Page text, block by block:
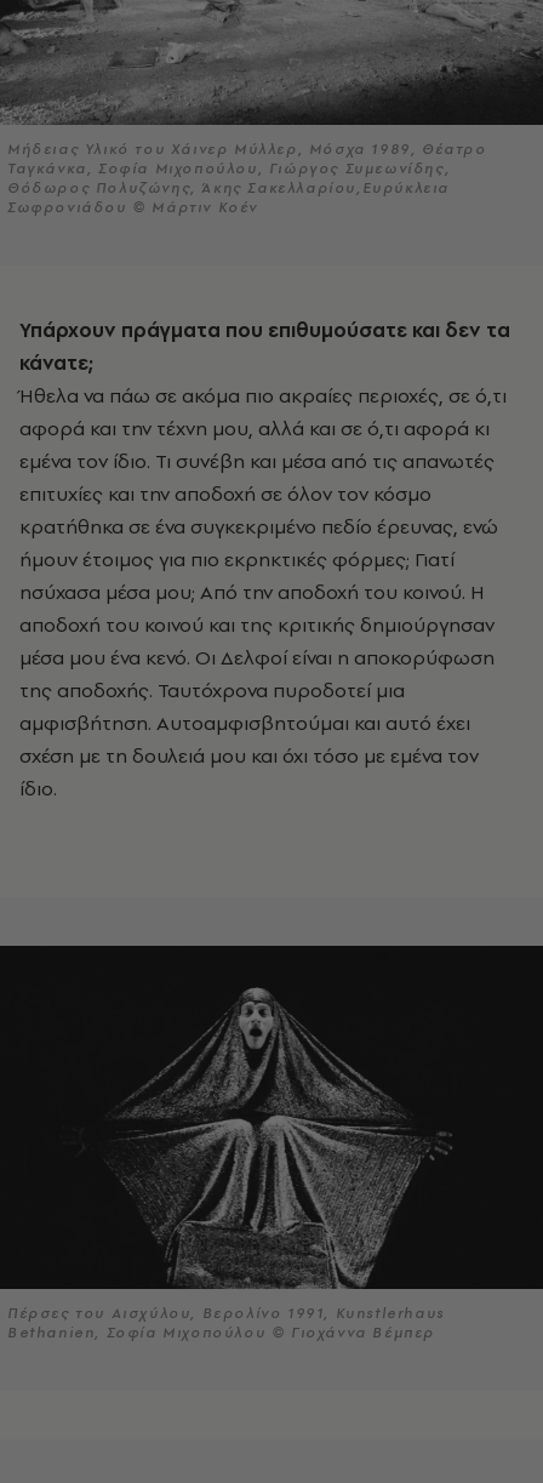
Μήδειας Υλικό του Χάινερ Μύλλερ, Μόσχα 1989, Θέατρο
Ταγκάνκα, Σοφία Μιχοπούλου, Γιώργος Συμεωνίδης,
Θόδωρος Πολυζώνης, Άκης Σακελλαρίου,Ευρύκλεια
Σωφρονιάδου © Μάρτιν Κοέν
Υπάρχουν πράγματα που επιθυμούσατε και δεν τα
κάνατε;
Ήθελα να πάω σε ακόμα πιο ακραίες περιοχές, σε ό,τι
αφορά και την τέχνη μου, αλλά και σε ό,τι αφορά κι
εμένα τον ίδιο. Τι συνέβη και μέσα από τις απανωτές
επιτυχίες και την αποδοχή σε όλον τον κόσμο
κρατήθηκα σε ένα συγκεκριμένο πεδίο έρευνας, ενώ
ήμουν έτοιμος για πιο εκρηκτικές φόρμες; Γιατί
ησύχασα μέσα μου; Από την αποδοχή του κοινού. Η
αποδοχή του κοινού και της κριτικής δημιούργησαν
μέσα μου ένα κενό. Οι Δελφοί είναι η αποκορύφωση
της αποδοχής. Ταυτόχρονα πυροδοτεί μια
αμφισβήτηση. Αυτοαμφισβητούμαι και αυτό έχει
σχέση με τη δουλειά μου και όχι τόσο με εμένα τον
ίδιο.
Πέρσες του Αισχύλου, Βερολίνο 1991, Kunstlerhaus
Bethanien, Σοφία Μιχοπούλου © Γιοχάννα Βέμπερ